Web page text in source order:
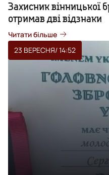
Захисник вінницької
отримав дві відзнаки
Читати більше
23 ВЕРЕСНЯ/ 14:52